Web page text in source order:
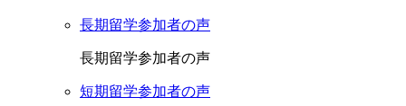
長期留学参加者の声
長期留学参加者の声
短期留学参加者の声